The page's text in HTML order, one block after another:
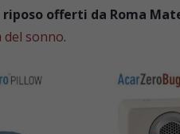
offerti da Roma
del sonno.